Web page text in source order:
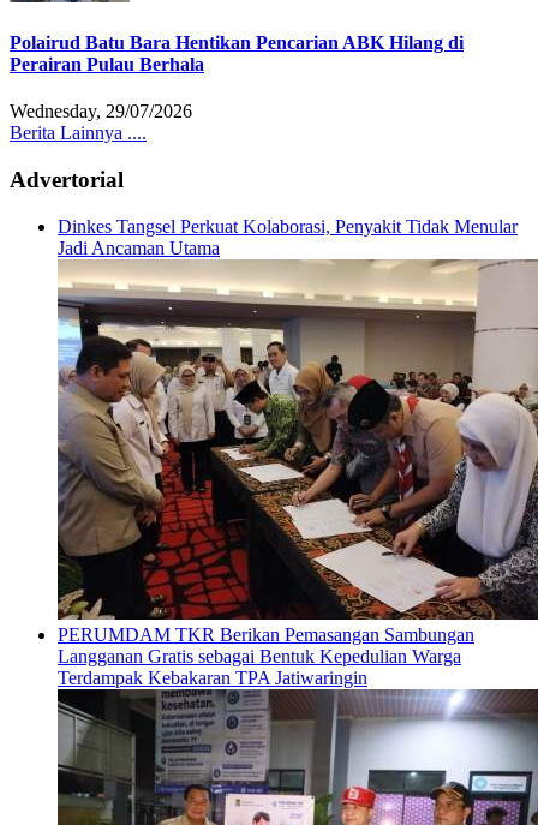
Polairud Batu Bara Hentikan Pencarian ABK Hilang di
Perairan Pulau Berhala
Wednesday, 29/07/2026
Berita Lainnya ....
Advertorial
Dinkes Tangsel Perkuat Kolaborasi, Penyakit Tidak Menular
Jadi Ancaman Utama
PERUMDAM TKR Berikan Pemasangan Sambungan
Langganan Gratis sebagai Bentuk Kepedulian Warga
Terdampak Kebakaran TPA Jatiwaringin